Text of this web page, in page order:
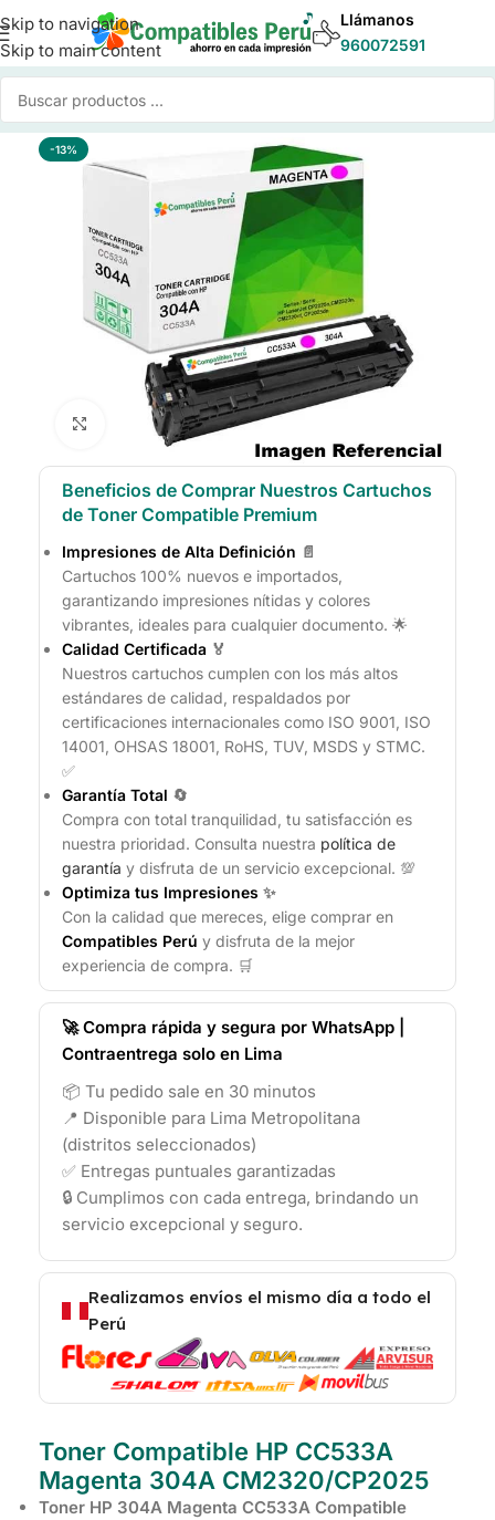
Skip to navigation
Skip to main content
Llámanos
960072591
Inicio/Toner para Impresoras/Toner Compatible HP
-13%
Click to enlarge
Beneficios de Comprar Nuestros Cartuchos
de Toner Compatible Premium
Impresiones de Alta Definición 📄
Cartuchos 100% nuevos e importados,
garantizando impresiones nítidas y colores
vibrantes, ideales para cualquier documento. 🌟
Calidad Certificada 🏅
Nuestros cartuchos cumplen con los más altos
estándares de calidad, respaldados por
certificaciones internacionales como ISO 9001, ISO
14001, OHSAS 18001, RoHS, TUV, MSDS y STMC.
✅
Garantía Total 🔄
Compra con total tranquilidad, tu satisfacción es
nuestra prioridad. Consulta nuestra política de
garantía y disfruta de un servicio excepcional. 💯
Optimiza tus Impresiones ✨
Con la calidad que mereces, elige comprar en
Compatibles Perú y disfruta de la mejor
experiencia de compra. 🛒
🚀 Compra rápida y segura por WhatsApp |
Contraentrega solo en Lima
📦 Tu pedido sale en 30 minutos
📍 Disponible para Lima Metropolitana
(distritos seleccionados)
✅ Entregas puntuales garantizadas
🔒 Cumplimos con cada entrega, brindando un
servicio excepcional y seguro.
Realizamos envíos el mismo día a todo el
Perú
Toner Compatible HP CC533A
Magenta 304A CM2320/CP2025
Toner HP 304A Magenta CC533A Compatible